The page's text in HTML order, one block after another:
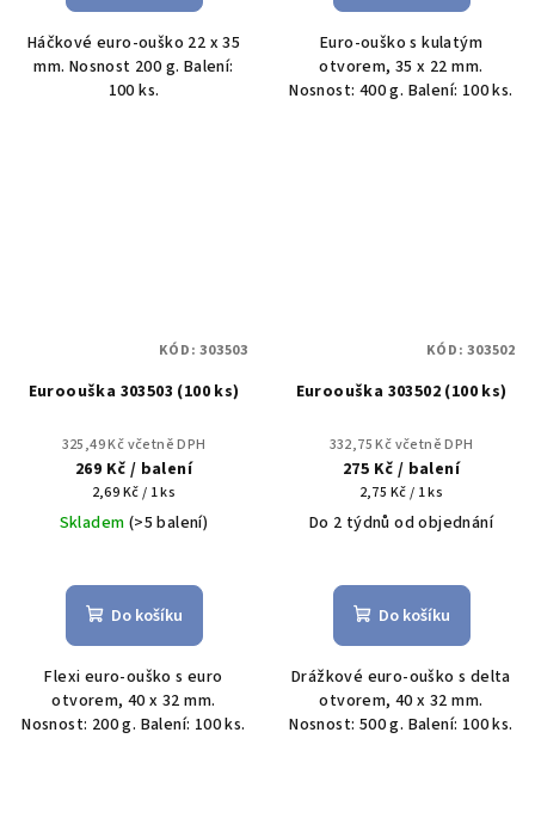
Háčkové euro-ouško 22 x 35
mm. Nosnost 200 g. Balení:
100 ks.
Euro-ouško s kulatým
otvorem, 35 x 22 mm.
Nosnost: 400 g. Balení: 100 ks.
Euroouška 303503 (100 ks)
325,49 Kč včetně DPH
269 Kč / balení
Měrná
cena:
2,69 Kč / 1 ks
Skladem (>5 balení)
Do košíku
Flexi euro-ouško s euro
otvorem, 40 x 32 mm.
Nosnost: 200 g. Balení: 100 ks.
KÓD:303503
Euroouška 303502 (100 ks)
332,75 Kč včetně DPH
275 Kč / balení
Měrná
cena:
2,75 Kč / 1 ks
Do 2 týdnů od objednání
Do košíku
Drážkové euro-ouško s delta
otvorem, 40 x 32 mm.
Nosnost: 500 g. Balení: 100 ks.
KÓD:303502